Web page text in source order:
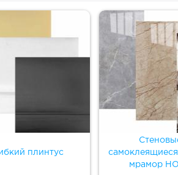
плинтус
мрамор